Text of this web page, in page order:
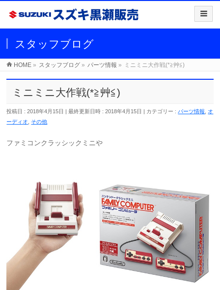
スタッフブログ
HOME » スタッフブログ » パーツ情報 » ミニミニ大作戦(*≧艸≦)
ミニミニ大作戦(*≧艸≦)
投稿日 : 2018年4月15日 最終更新日時 : 2018年4月15日 カテゴリー : パーツ情報
オ
ーディオ
その他
ファミコンクラッシックミニや